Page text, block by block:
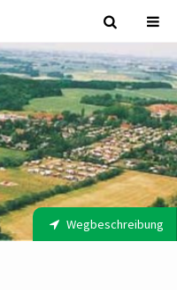
Wegbeschreibung